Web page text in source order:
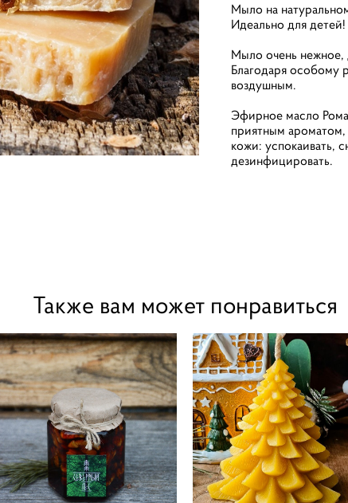
Мыло на
Идеально для детей!
Мыло очень нежное,
Благодаря особому
воздушным.
Эфирное масло
приятным ароматом,
кожи: успокаивать,
дезинфицировать.
Также вам может понравиться